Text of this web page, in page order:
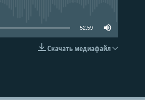
EMBED
52:59
Скачать медиафайл